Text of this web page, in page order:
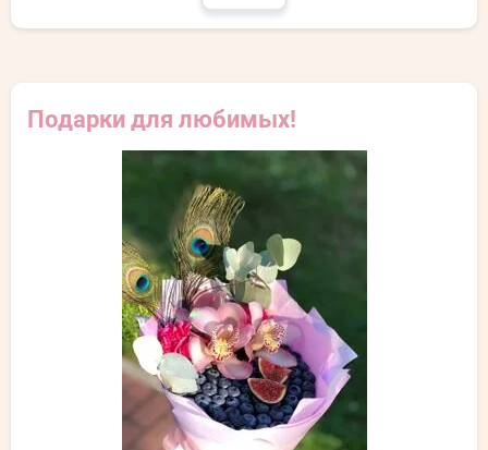
Подарки для любимых!